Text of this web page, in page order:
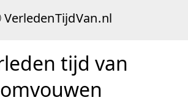
VerledenTijdVan.nl
tijd van
omvouwen